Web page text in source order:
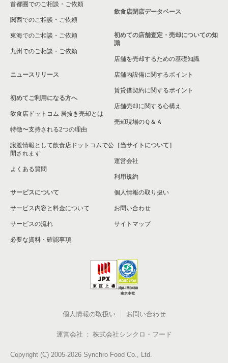
首都圏でのご相談・ご依頼
関西でのご相談・ご依頼
東海でのご相談・ご依頼
九州でのご相談・ご依頼
ニュースリリース
初めてご利用になる方へ
飲食店ドットコム 居抜き売却とは
特徴〜支持される2つの理由
譲渡情報として飲食店ドットコムで公
開されます
よくある質問
サービスについて
サービス内容と料金について
サービスの流れ
必要な資料・確認事項
飲食店閉店データベース
初めての店舗査定・売却についての知
識
店舗を売却するための基礎知識
店舗内設備に関するポイント
賃貸借契約に関するポイント
店舗売却に関する心構え
売却現場のＱ＆Ａ
［当サイトについて］
運営会社
利用規約
個人情報の取り扱い
お問い合わせ
サイトマップ
個人情報の取扱い お問い合わせ
運営会社 株式会社シンクロ・フード
Copyright (C) 2005-2026 Synchro Food Co., Ltd.